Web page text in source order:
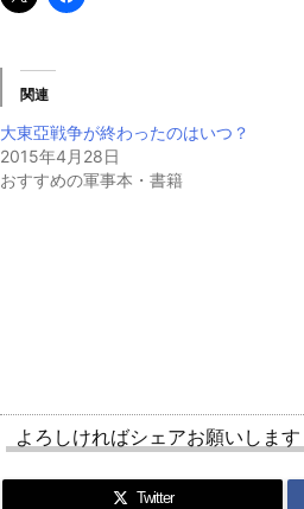
関連
大東亞戦争が終わったのはいつ？
2015年4月28日
おすすめの軍事本・書籍
よろしければシェアお願いします
Twitter